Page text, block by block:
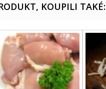
KOUPILI TAKÉ: